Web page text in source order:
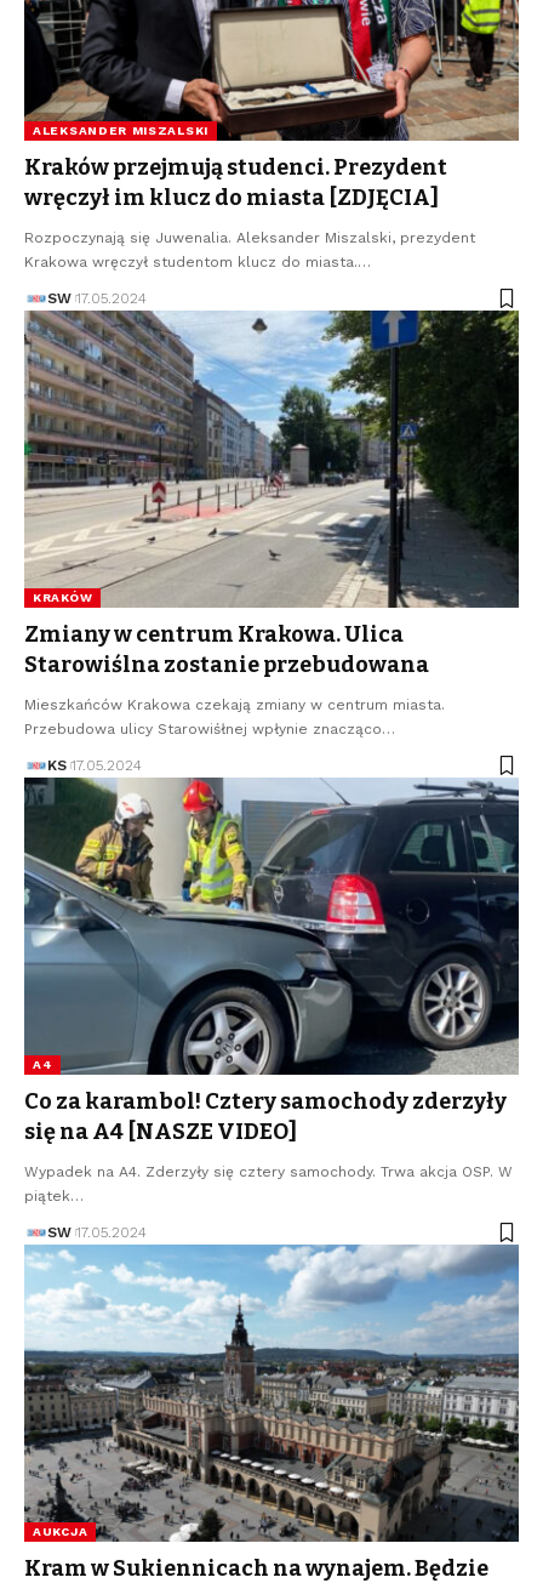
ALEKSANDER MISZALSKI
Kraków przejmują studenci. Prezydent
wręczył im klucz do miasta [ZDJĘCIA]
Rozpoczynają się Juwenalia. Aleksander Miszalski, prezydent
Krakowa wręczył studentom klucz do miasta.…
SW 17.05.2024
KRAKÓW
Zmiany w centrum Krakowa. Ulica
Starowiślna zostanie przebudowana
Mieszkańców Krakowa czekają zmiany w centrum miasta.
Przebudowa ulicy Starowiśłnej wpłynie znacząco…
KS 17.05.2024
A4
Co za karambol! Cztery samochody zderzyły
się na A4 [NASZE VIDEO]
Wypadek na A4. Zderzyły się cztery samochody. Trwa akcja OSP. W
piątek…
SW 17.05.2024
AUKCJA
Kram w Sukiennicach na wynajem. Będzie